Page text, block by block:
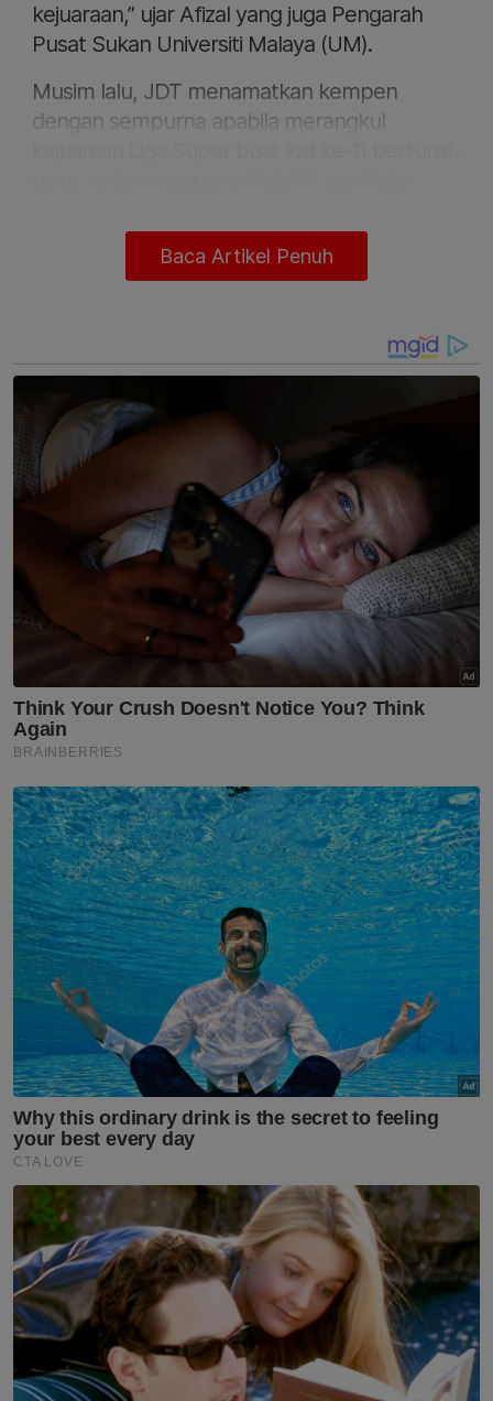
kejuaraan,” ujar Afizal yang juga Pengarah
Pusat Sukan Universiti Malaya (UM).
Musim lalu, JDT menamatkan kempen
dengan sempurna apabila merangkul
buat musim kedua berturut-turut.
Pada Isnin, JDT mengumumkan kehadiran
Manusi sebagai rekrut terbaharu Harimau
Selatan.
Ibrahim menjadi pemain baharu ketiga
import, Jairo Da Silva dan Antonio Glauder.
Ibrahim menarik perhatian peminat bola
sepak tanah air apabila mempamerkan
persembahan cemerlang bersama Sri
Pahang terutama ketika aksi final Piala
Malaysia menentang JDT di Stadium
Nasional, Bukit Jalil, 26 April lalu.
Malah, pemain berusia 23 tahun turut
dicanang sebagai antara bintang yang
mampu memperkuatkan skuad kebangsaan
pada masa akan datang.
PRN Sabah: Parti tempatan mesti dominan dalam
politik Sabah
Israel cuba seret AS dalam kancah perang dengan
Iran - Putera Mahkota Saudi
Kesuraman Liga-M tak gugat import berkualiti pilih
JDT
Afizal turut menyambut baik pertambahan
Baca Artikel Penuh